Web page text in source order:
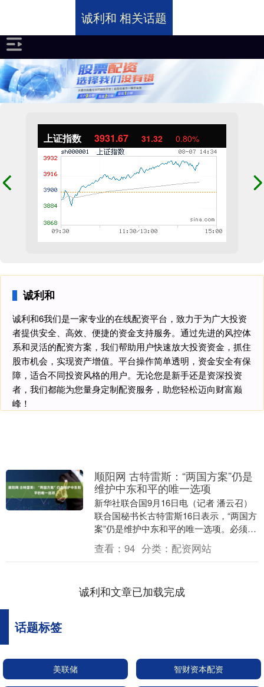
上证指数 3931.67 31.32 0.80%
诚利和
诚利和6我们是一家专业的在线配资平台，致力于为广大投资
者提供安全、高效、便捷的资金支持服务。通过先进的风控体
系和灵活的配资方案，我们帮助用户快速放大投资资金，抓住
股市机会，实现资产增值。平台操作简单透明，资金安全有保
障，适合不同投资风格的用户。无论您是新手还是资深投资
者，我们都能为您量身定制配资服务，助您轻松迈向财富巅
峰！
诚利和 相关话题
顺阳网 古特雷斯：“两国方案”仍是
维护中东和平的唯一选项
新华社联合国9月16日电（记者 潘云召）
联合国秘书长古特雷斯16日表示，“两国方
案”仍是维护中东和平的唯一选项。必须尽
一切努力动员国际社会，以确保“两国方
案”得....
查看： 94 分类： 配资网站
诚利和文章已加载完成
话题标签
美联储 智财资本配资